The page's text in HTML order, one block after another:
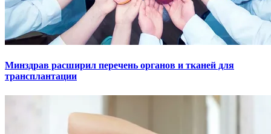
Минздрав расширил перечень органов и тканей для
трансплантации